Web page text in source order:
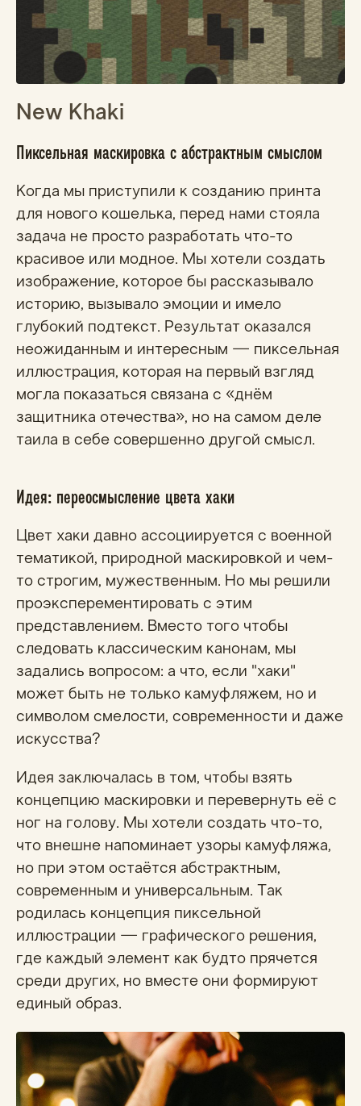
New Khaki
Пиксельная маскировка с абстрактным смыслом
Когда мы приступили к созданию принта
для нового кошелька, перед нами стояла
задача не просто разработать что-то
красивое или модное. Мы хотели создать
изображение, которое бы рассказывало
историю, вызывало эмоции и имело
глубокий подтекст. Результат оказался
неожиданным и интересным — пиксельная
иллюстрация, которая на первый взгляд
могла показаться связана с «днём
защитника отечества», но на самом деле
таила в себе совершенно другой смысл.
Идея: переосмысление цвета хаки
Цвет хаки давно ассоциируется с военной
тематикой, природной маскировкой и чем-
то строгим, мужественным. Но мы решили
проэксперементировать с этим
представлением. Вместо того чтобы
следовать классическим канонам, мы
задались вопросом: а что, если "хаки"
может быть не только камуфляжем, но и
символом смелости, современности и даже
искусства?
Идея заключалась в том, чтобы взять
концепцию маскировки и перевернуть её с
ног на голову. Мы хотели создать что-то,
что внешне напоминает узоры камуфляжа,
но при этом остаётся абстрактным,
современным и универсальным. Так
родилась концепция пиксельной
иллюстрации — графического решения,
где каждый элемент как будто прячется
среди других, но вместе они формируют
единый образ.